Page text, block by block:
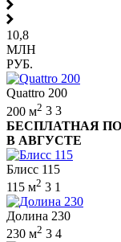
10,8
МЛН
РУБ.
Quattro 200
200 м2 3 3
БЕСПЛАТНАЯ
В АВГУСТЕ
Блисс 115
115 м2 3 1
Долина 230
230 м2 3 4